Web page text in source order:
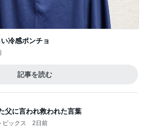
冷感ポンチョ
記事を読む
父に言われ救われた言葉
ピックス 2日前